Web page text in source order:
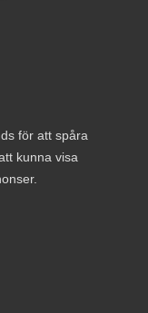
för att spåra
kunna visa